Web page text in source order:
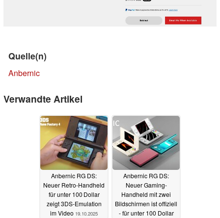
Quelle(n)
Anbernic
Verwandte Artikel
Anbernic RG DS:
Neuer Retro-Handheld
für unter 100 Dollar
zeigt 3DS-Emulation
im Video 19.10.2025
Anbernic RG DS:
Neuer Gaming-
Handheld mit zwei
Bildschirmen ist offiziell
- für unter 100 Dollar